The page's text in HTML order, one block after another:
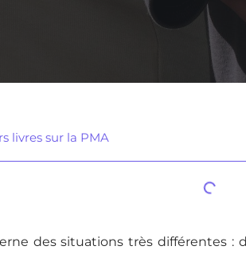
livres sur la PMA
des situations très différentes :